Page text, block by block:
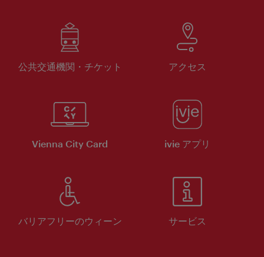
公共交通機関・チケット アクセス
Vienna City Card ivie アプリ
バリアフリーのウィーン サービス